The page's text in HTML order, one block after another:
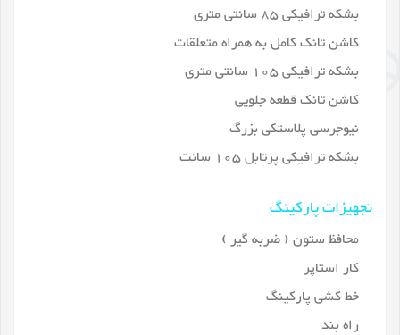
بشکه ترافیکی 85 سانتی متری
کاشن تانک کامل به همراه متعلقات
بشکه ترافیکی 105 سانتی متری
کاشن تانک قطعه جلویی
نیوجرسی پلاستکی بزرگ
بشکه ترافیکی پرتابل 105 سانت
تجهیزات پارکینگ
محافظ ستون ( ضربه گیر )
کار استاپر
خط کشی پارکینگ
راه بند